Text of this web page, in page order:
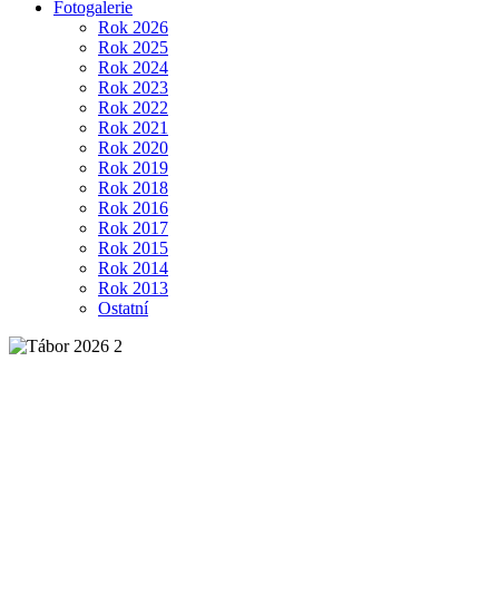
Fotogalerie
Rok 2026
Rok 2025
Rok 2024
Rok 2023
Rok 2022
Rok 2021
Rok 2020
Rok 2019
Rok 2018
Rok 2016
Rok 2017
Rok 2015
Rok 2014
Rok 2013
Ostatní